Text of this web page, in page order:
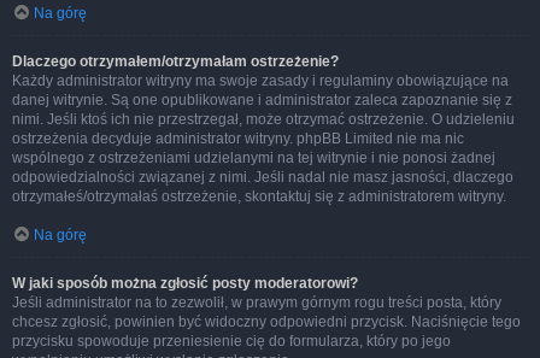
Na górę
Dlaczego otrzymałem/otrzymałam ostrzeżenie?
Każdy administrator witryny ma swoje zasady i regulaminy obowiązujące na
danej witrynie. Są one opublikowane i administrator zaleca zapoznanie się z
nimi. Jeśli ktoś ich nie przestrzegał, może otrzymać ostrzeżenie. O udzieleniu
ostrzeżenia decyduje administrator witryny. phpBB Limited nie ma nic
wspólnego z ostrzeżeniami udzielanymi na tej witrynie i nie ponosi żadnej
odpowiedzialności związanej z nimi. Jeśli nadal nie masz jasności, dlaczego
otrzymałeś/otrzymałaś ostrzeżenie, skontaktuj się z administratorem witryny.
Na górę
W jaki sposób można zgłosić posty moderatorowi?
Jeśli administrator na to zezwolił, w prawym górnym rogu treści posta, który
chcesz zgłosić, powinien być widoczny odpowiedni przycisk. Naciśnięcie tego
przycisku spowoduje przeniesienie cię do formularza, który po jego